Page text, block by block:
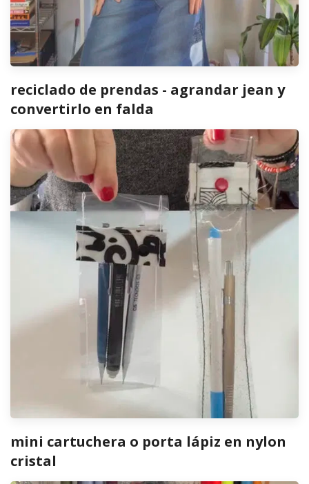
reciclado de prendas - agrandar jean y
convertirlo en falda
mini cartuchera o porta lápiz en nylon
cristal